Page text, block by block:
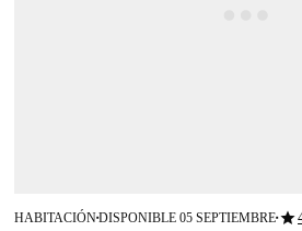
HABITACIÓN■DISPONIBLE 05 SEPTIEMBRE■star